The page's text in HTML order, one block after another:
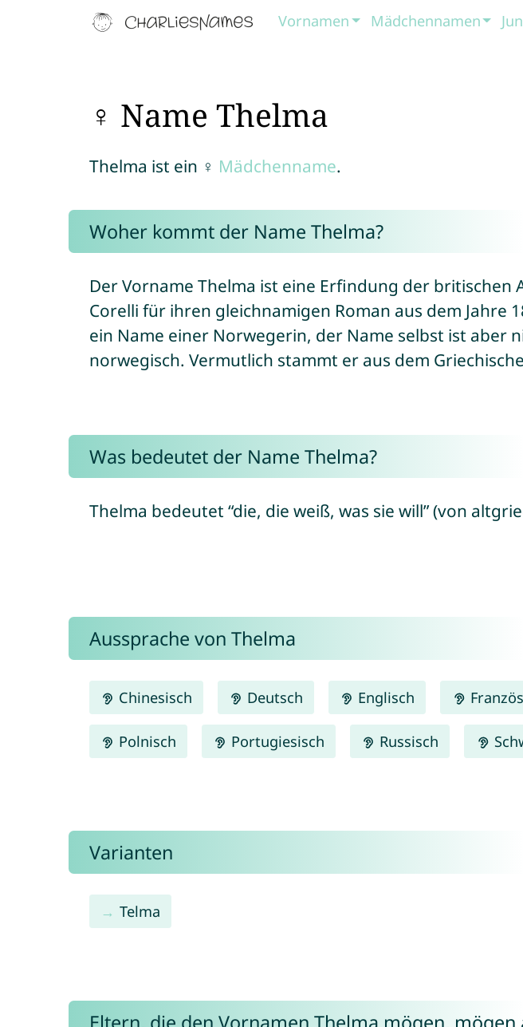
Vornamen Mädchennamen
♀ Name Thelma
Thelma ist ein ♀ Mädchenname.
Woher kommt der Name Thelma?
Der Vorname Thelma ist eine Erfindung der britischen
Corelli für ihren gleichnamigen Roman aus dem Jahre
ein Name einer Norwegerin, der Name selbst ist aber
norwegisch. Vermutlich stammt er aus dem
Was bedeutet der Name Thelma?
Thelma bedeutet “die, die weiß, was sie will” (von
Aussprache von Thelma
Chinesisch Deutsch Englisch
Polnisch Portugiesisch Russisch
Varianten
Telma